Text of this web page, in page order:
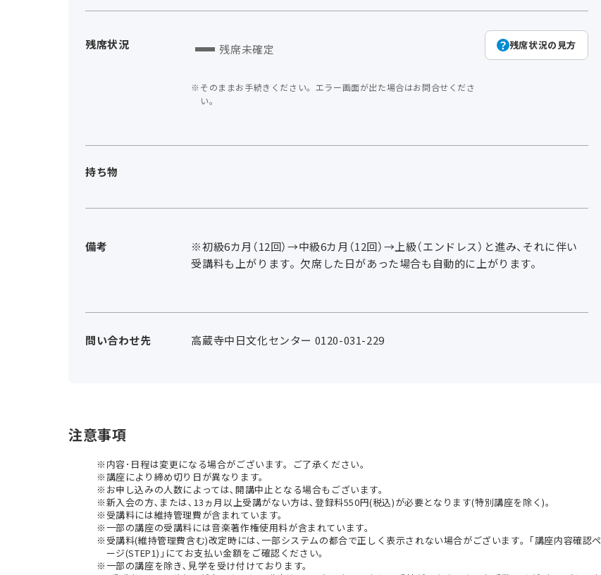
残席状況 残席未確定
そのままお手続きください。エラー画面が出た場合はお問合せくださ
い。
残席状況の見方
持ち物
備考
※初級6カ月（12回）→中級6カ月（12回）→上級（エンドレス）と進み、それに伴い
受講料も上がります。欠席した日があった場合も自動的に上がります。
問い合わせ先 高蔵寺中日文化センター 0120-031-229
注意事項
内容･日程は変更になる場合がございます。ご了承ください。
講座により締め切り日が異なります。
お申し込みの人数によっては､開講中止となる場合もございます。
新入会の方､または､13ヵ月以上受講がない方は､登録料550円(税込)が必要となります(特別講座を除く)。
受講料には維持管理費が含まれています。
一部の講座の受講料には音楽著作権使用料が含まれています。
受講料(維持管理費含む)改定時には､一部システムの都合で正しく表示されない場合がございます。｢講座内容確認ペ
ージ(STEP1)｣にてお支払い金額をご確認ください。
一部の講座を除き､見学を受け付けております。